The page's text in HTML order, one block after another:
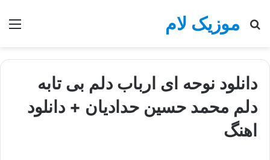
موزیک لام
جستجو
دانلود نوحه ای ارباب دلم بی تابه
دلم محمد حسین حدادیان + دانلود
اهنگ